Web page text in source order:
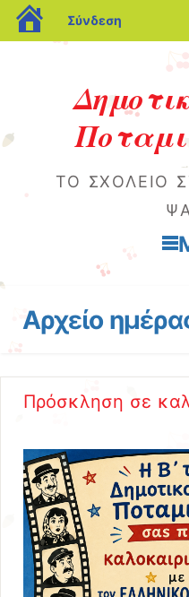
blogs.sch.gr
Σύνδεση
ΤΟ ΣΧΟΛΕΙΌ
Μετάβαση στο περιεχόμενο
Αρχείο
Πρόσκληση σε